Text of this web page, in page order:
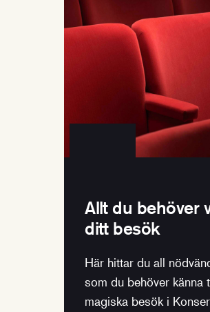
Allt du behöver
ditt besök
Här hittar du all
som du behöver känna
magiska besök i